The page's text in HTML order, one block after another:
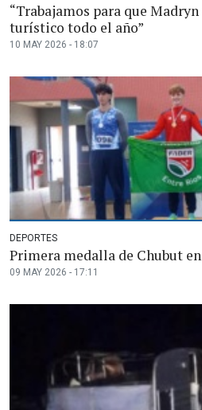
“Trabajamos para que
turístico todo el año”
10 MAY 2026 - 18:07
DEPORTES
Primera medalla de Chubut
09 MAY 2026 - 17:11